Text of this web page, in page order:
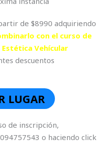
de $8990 adquiriendo
con el curso de
Vehícular
descuentos
LUGAR
de inscripción,
o haciendo click